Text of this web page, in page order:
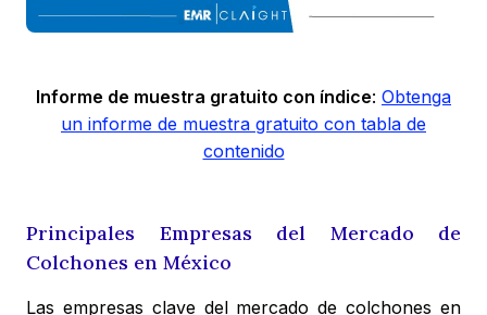
Informe de muestra gratuito con índice: Obtenga
un informe de muestra gratuito con tabla de
contenido
Principales Empresas del Mercado de
Colchones en México
Las empresas clave del mercado de colchones en